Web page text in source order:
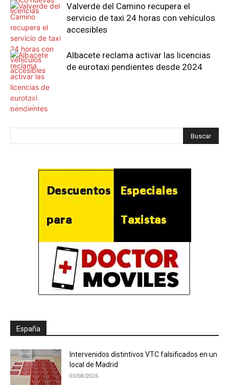
Valverde del Camino recupera el
servicio de taxi 24 horas con vehículos
accesibles
Albacete reclama activar las licencias
de eurotaxi pendientes desde 2024
España
Intervenidos distintivos VTC falsificados en un
local de Madrid
03/08/2026